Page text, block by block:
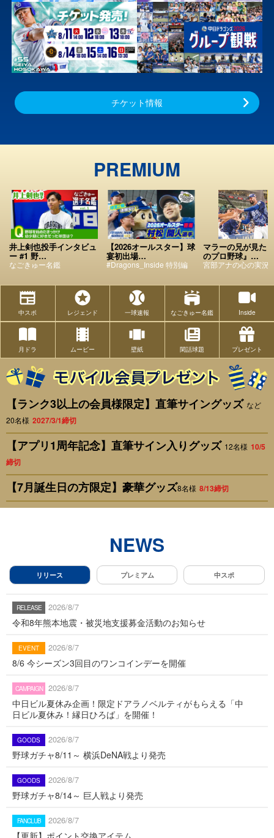
チケット情報
PREMIUM
井上剣也投手インタビュ
ー #1 野…
なごきゅー名鑑
【2026オールスター】球
宴初出場…
#Dragons_Inside 特別編
マラーの兄が見た
のプロ野球』…
宮部アナの心の実況
newspaper
中スポ
stars
レジェンド
sports_baseball
一球速報
stadium
なごきゅー名鑑 Inside
月ドラ
local_movies
ムービー
view_carousel
壁紙 閑話球題 プレゼント
【ランク3以上の会員様限定】直筆サイングッズ など
20名様 2027/3/1締切
【アプリ1周年記念】直筆サイン入りグッズ 12名様 10/5
締切
【7月誕生日の方限定】豪華グッズ8名様 8/13締切
NEWS
リリース
2026/8/7
令和8年熊本地震・被災地支援募金活動のお知らせ
2026/8/7
8/6 今シーズン3回目のワンコインデーを開催
2026/8/7
中日ビル夏休み企画！限定ドアラノベルティがもらえる「中
日ビル夏休み！縁日ひろば」を開催！
2026/8/7
野球ガチャ8/11～ 横浜DeNA戦より発売
2026/8/7
野球ガチャ8/14～ 巨人戦より発売
2026/8/7
プレミアム 中スポ